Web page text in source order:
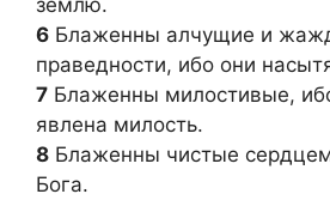
6 Блаженны алчущие и
праведности, ибо они
7 Блаженны милостивые,
явлена милость.
8 Блаженны чистые
Бога.